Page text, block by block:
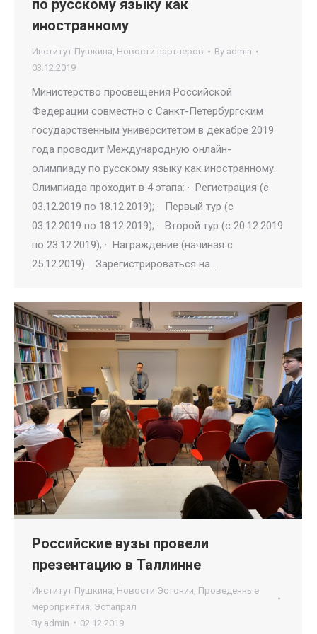
по русскому языку как
иностранному
Институт Пушкина, Новости партнеров By admin
03.12.2019
Министерство просвещения Российской
Федерации совместно с Санкт-Петербургским
государственным университетом в декабре 2019
года проводит Международную онлайн-
олимпиаду по русскому языку как иностранному.
Олимпиада проходит в 4 этапа: · Регистрация (с
03.12.2019 по 18.12.2019); · Первый тур (с
03.12.2019 по 18.12.2019); · Второй тур (с 20.12.2019
по 23.12.2019); · Награждение (начиная с
25.12.2019). Зарегистрироваться на…
Российские вузы провели
презентацию в Таллинне
Институт Пушкина Новости Эстонии Проведенные
мероприятия Эстапрял
By admin 02.12.2019